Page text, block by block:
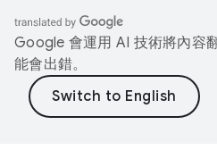
Google 會運用 AI 技術將內容
能會出錯。